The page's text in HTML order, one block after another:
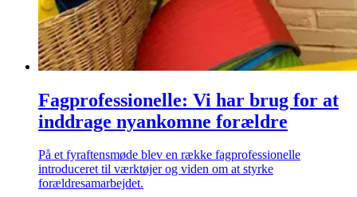
Fagprofessionelle: Vi har brug for at
inddrage nyankomne forældre
På et fyraftensmøde blev en række fagprofessionelle
introduceret til værktøjer og viden om at styrke
forældresamarbejdet.